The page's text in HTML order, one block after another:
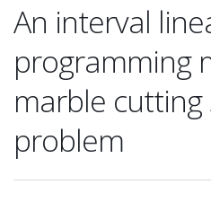
An interval
programming
marble cutting
problem